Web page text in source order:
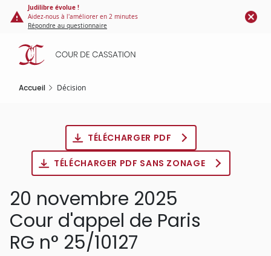
Panneau de gestion des cookies
contenu
principal
Judilibre évolue !
Aidez-nous à l'améliorer en 2 minutes
Répondre au questionnaire
Accueil Décision
TÉLÉCHARGER PDF
TÉLÉCHARGER PDF SANS ZONAGE
20 novembre 2025
Cour d'appel de Paris
RG n° 25/10127